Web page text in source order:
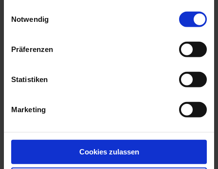
Notwendig
Präferenzen
Statistiken
Marketing
Cookies zulassen
Available Available
$4,370.00